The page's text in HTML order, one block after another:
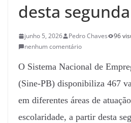
desta
junho 5, 2026 Pedro Chaves
96
nenhum comentário
O Sistema Nacional de
(Sine-PB) disponibiliza 467
em diferentes áreas de
escolaridade, a partir desta